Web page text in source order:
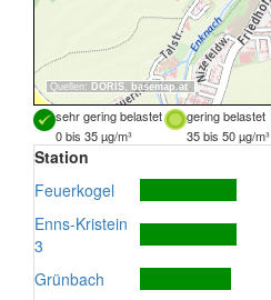
Quellen: DORIS, basemap.at
sehr gering belastet gering belastet
0 bis 35 µg/m³
35 bis 50 µg/m³
Station
Feuerkogel
Enns-Kristein
3
Grünbach